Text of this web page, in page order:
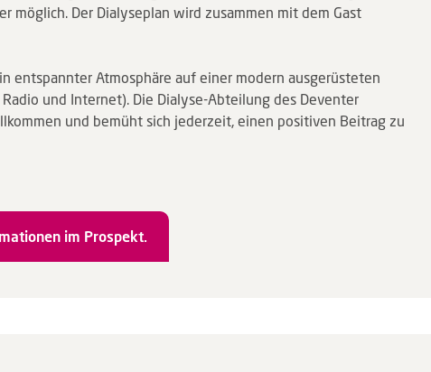
möglich. Der Dialyseplan wird zusammen mit dem Gast
entspannter Atmosphäre auf einer modern ausgerüsteten
und Internet). Die Dialyse-Abteilung des Deventer
und bemüht sich jederzeit, einen positiven Beitrag zu
im Prospekt.